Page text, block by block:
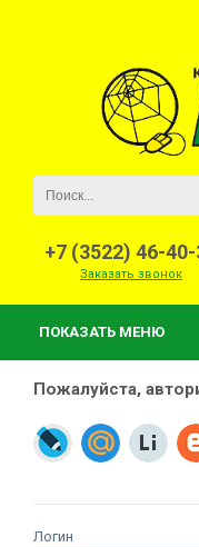
+7 (3522) 46-
Заказать звонок
ПОКАЗАТЬ МЕНЮ
Пожалуйста,
Логин